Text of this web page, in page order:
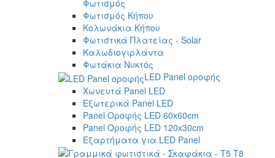
Φωτισμός
Φωτισμός Κήπου
Κολωνάκια Κήπου
Φωτιστικά Πλατείας - Solar
Καλωδιογιρλάντα
Φωτάκια Νυκτός
LED Panel οροφής
Χωνευτά Panel LED
Εξωτερικά Panel LED
Panel Οροφής LED 60x60cm
Panel Οροφής LED 120x30cm
Εξαρτήματα για LED Panel